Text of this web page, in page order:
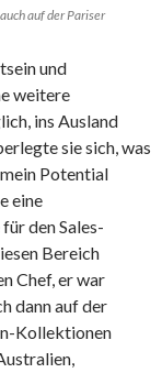
auf der Pariser
und
weitere
ins Ausland
sie sich, was
Potential
eine
den Sales-
Bereich
Chef, er war
dann auf der
Kollektionen